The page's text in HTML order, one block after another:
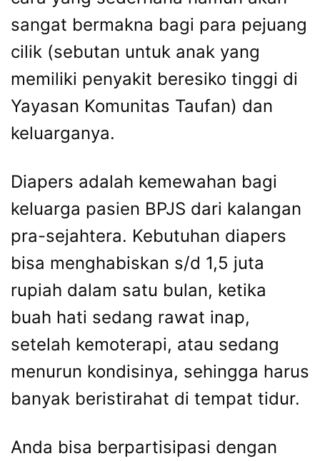
sangat bermakna bagi para pejuang
cilik (sebutan untuk anak yang
memiliki penyakit beresiko tinggi di
Yayasan Komunitas Taufan) dan
keluarganya.
Diapers adalah kemewahan bagi
keluarga pasien BPJS dari kalangan
pra-sejahtera. Kebutuhan diapers
bisa menghabiskan s/d 1,5 juta
rupiah dalam satu bulan, ketika
buah hati sedang rawat inap,
setelah kemoterapi, atau sedang
menurun kondisinya, sehingga harus
banyak beristirahat di tempat tidur.
Anda bisa berpartisipasi dengan